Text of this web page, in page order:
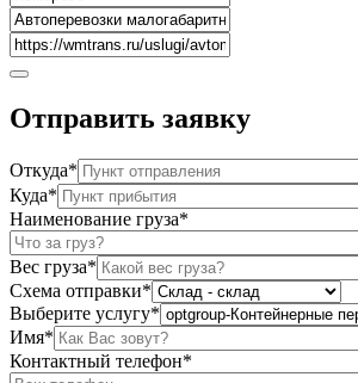
Отправить заявку
Откуда*
Куда*
Наименование груза*
Вес груза*
Схема отправки*
Выберите услугу*
Имя*
Контактный телефон*